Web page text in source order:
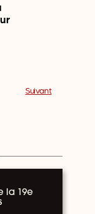
Suivant
la 19e